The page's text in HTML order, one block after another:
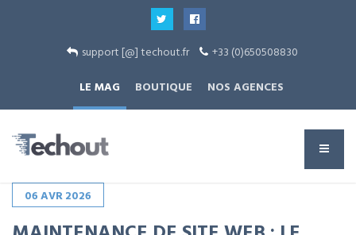
support [@] techout.fr
+33 (0)650508830
LE MAG
BOUTIQUE NOS AGENCES
06AVR2026